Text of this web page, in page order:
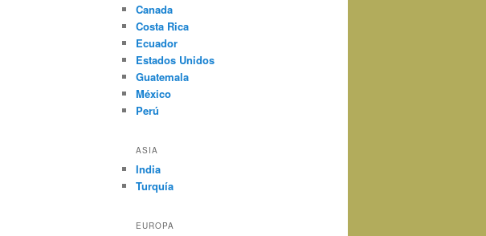
Canada
Costa Rica
Ecuador
Estados Unidos
Guatemala
México
Perú
ASIA
India
Turquía
EUROPA